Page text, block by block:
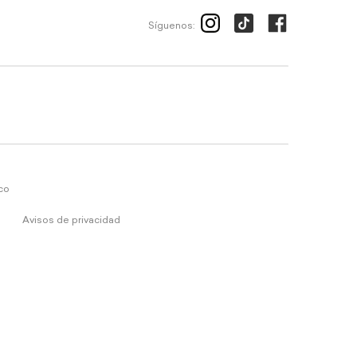
Síguenos:
Avisos de privacidad